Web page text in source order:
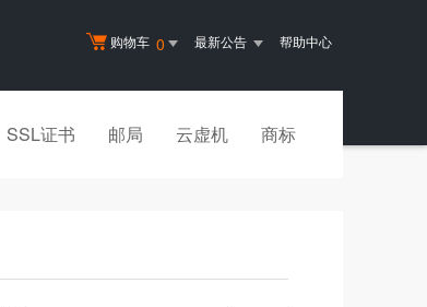
购物车 0 最新公告 帮助中心
SSL证书 邮局 云虚机 商标